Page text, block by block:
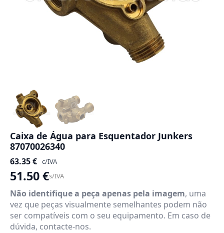
Caixa de Água para Esquentador Junkers
87070026340
63.35€ c/IVA
51.50€s/IVA
Não identifique a peça apenas pela imagem, uma
vez que peças visualmente semelhantes podem não
ser compatíveis com o seu equipamento. Em caso de
dúvida, contacte-nos.